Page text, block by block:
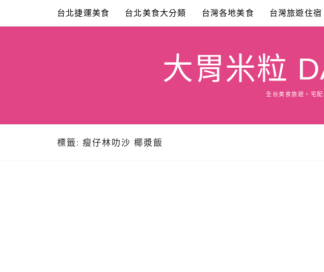
content
台北捷運美食 台北美食大分類 台灣各地美食 台灣旅遊住宿
大胃米粒
全台美食旅遊。宅
標籤: 瘦仔林叻沙 椰漿飯